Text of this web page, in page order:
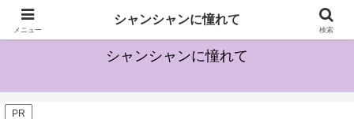
宝塚に興味を持ち始めた方のためになる情報を発信していきます
シャンシャンに憧れて
PR
メニュー
シャンシャンに憧れて
検索